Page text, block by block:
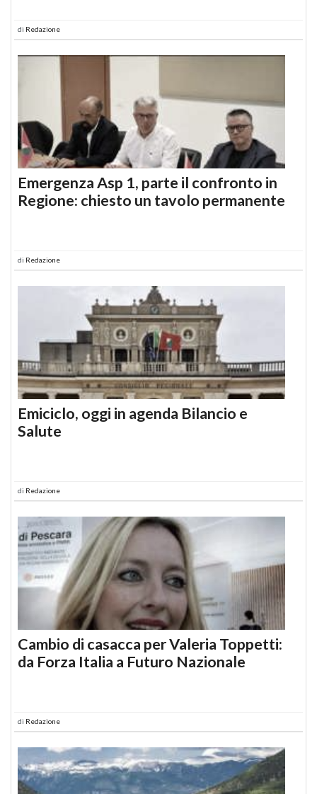
di Redazione
Emergenza Asp 1, parte il confronto in
Regione: chiesto un tavolo permanente
di Redazione
Emiciclo, oggi in agenda Bilancio e
Salute
di Redazione
Cambio di casacca per Valeria Toppetti:
da Forza Italia a Futuro Nazionale
di Redazione